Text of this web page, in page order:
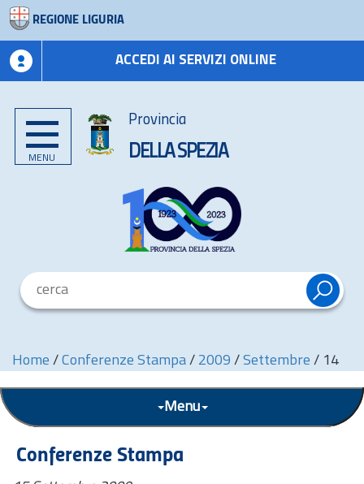
REGIONE LIGURIA
ACCEDI AI SERVIZI ONLINE
MENU
Provincia
DELLA SPEZIA
Home / Conferenze Stampa / 2009 / Settembre / 14
Menu
Conferenze Stampa